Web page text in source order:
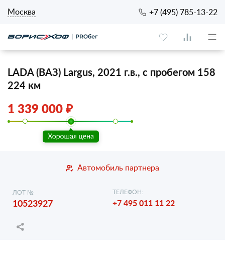
Москва +7 (495) 785-13-22
LADA (ВАЗ) Largus, 2021 г.в., с пробегом 158
224 км
1 339 000 ₽
Автомобиль партнера
ЛОТ №
10523927
ТЕЛЕФОН:
+7 495 011 11 22